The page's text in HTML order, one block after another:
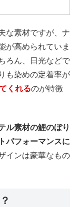
な素材ですが、ナ
が高められていま
ろん、日光などで
も染めの定着率が
くれるのが特徴
ル素材の鯉のぼり
パフォーマンスに
インは豪華なもの